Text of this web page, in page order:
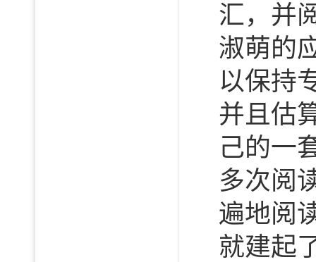
汇，并
淑萌的
以保持
并且估
己的一
多次阅
遍地阅
就建起